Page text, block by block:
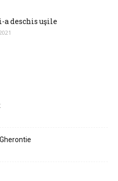
a deschis uşile